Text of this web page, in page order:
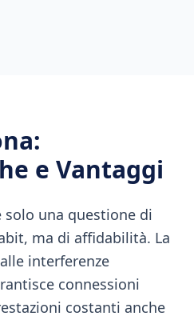
:
e Vantaggi
solo una questione di
ma di affidabilità. La
interferenze
connessioni
costanti anche